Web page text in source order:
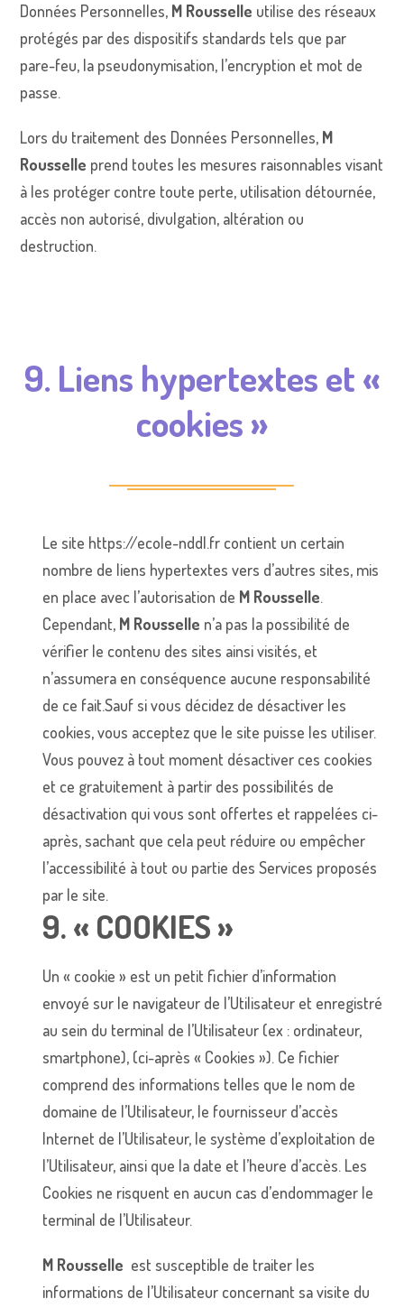
Données Personnelles, M Rousselle utilise des réseaux
protégés par des dispositifs standards tels que par
pare-feu, la pseudonymisation, l’encryption et mot de
passe.
Lors du traitement des Données Personnelles, M
Rousselle prend toutes les mesures raisonnables visant
à les protéger contre toute perte, utilisation détournée,
accès non autorisé, divulgation, altération ou
destruction.
9. Liens hypertextes et «
cookies »
Le site https://ecole-nddl.fr contient un certain
nombre de liens hypertextes vers d’autres sites, mis
en place avec l’autorisation de M Rousselle.
Cependant, M Rousselle n’a pas la possibilité de
vérifier le contenu des sites ainsi visités, et
n’assumera en conséquence aucune responsabilité
de ce fait.Sauf si vous décidez de désactiver les
cookies, vous acceptez que le site puisse les utiliser.
Vous pouvez à tout moment désactiver ces cookies
et ce gratuitement à partir des possibilités de
désactivation qui vous sont offertes et rappelées ci-
après, sachant que cela peut réduire ou empêcher
l’accessibilité à tout ou partie des Services proposés
par le site.
9. « COOKIES »
Un « cookie » est un petit fichier d’information
envoyé sur le navigateur de l’Utilisateur et enregistré
au sein du terminal de l’Utilisateur (ex : ordinateur,
smartphone), (ci-après « Cookies »). Ce fichier
comprend des informations telles que le nom de
domaine de l’Utilisateur, le fournisseur d’accès
Internet de l’Utilisateur, le système d’exploitation de
l’Utilisateur, ainsi que la date et l’heure d’accès. Les
Cookies ne risquent en aucun cas d’endommager le
terminal de l’Utilisateur.
M Rousselle est susceptible de traiter les
informations de l’Utilisateur concernant sa visite du